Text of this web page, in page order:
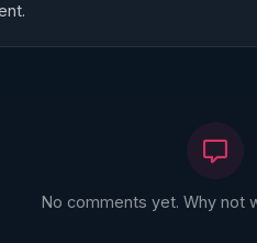
No comments yet. Why not